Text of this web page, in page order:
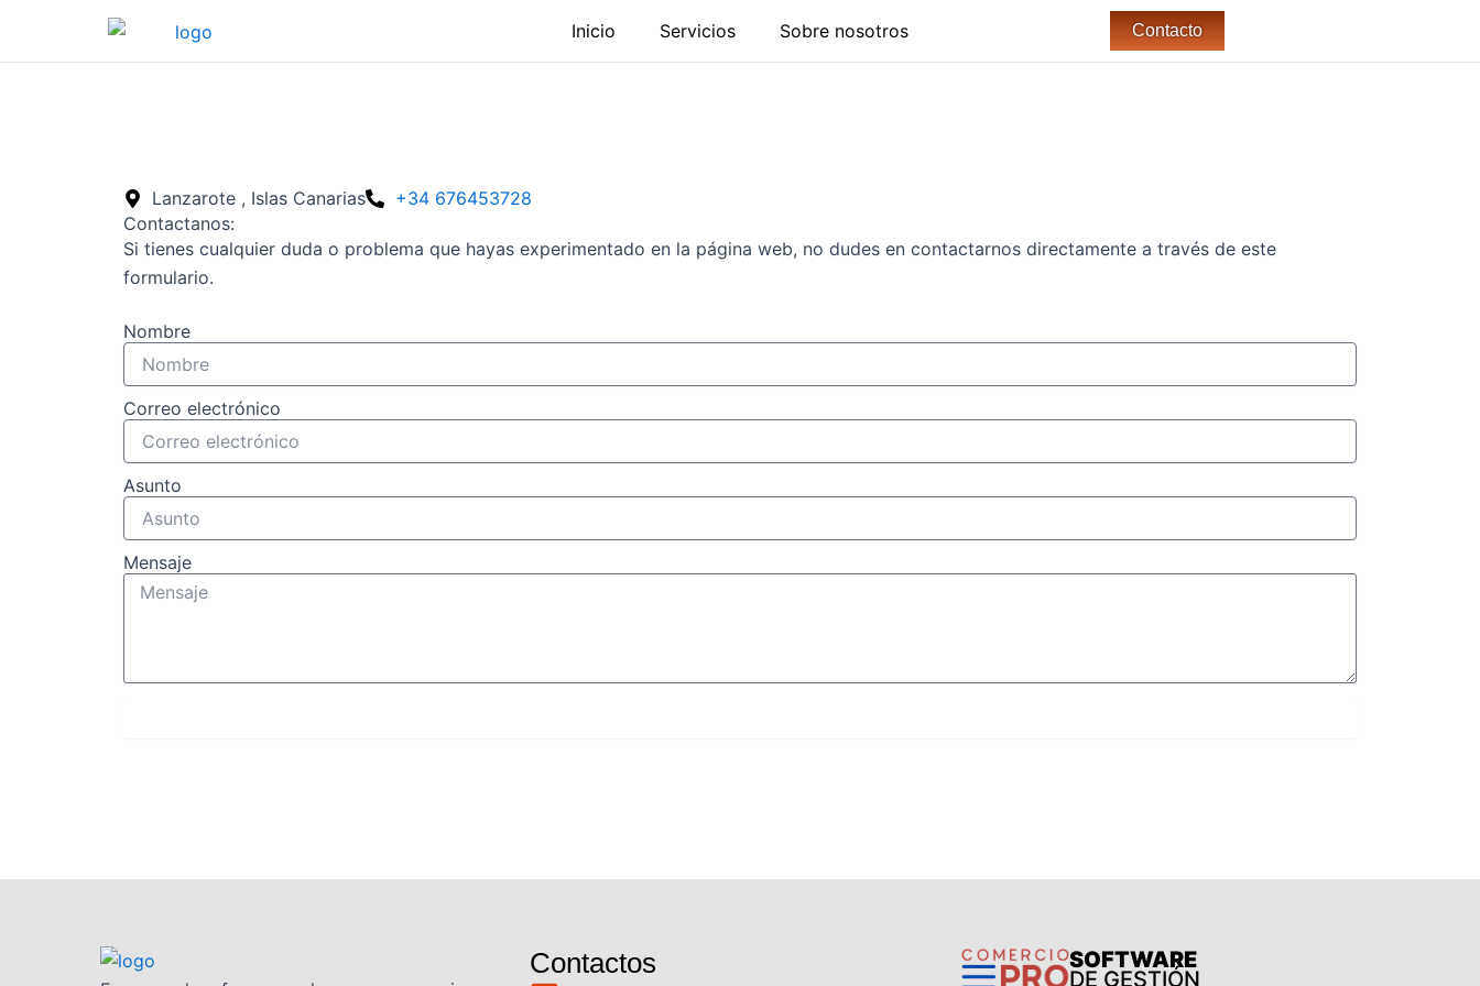
Inicio Servicios Sobre nosotros Contacto
Lanzarote , Islas Canarias
+34 676453728
Contactanos:
Si tienes cualquier duda o problema que hayas experimentado en la página web, no dudes en contactarnos directamente a través de este
formulario.
Nombre
Correo electrónico
Asunto
Mensaje
Contactos SOFTWARE
DE GESTIÓN